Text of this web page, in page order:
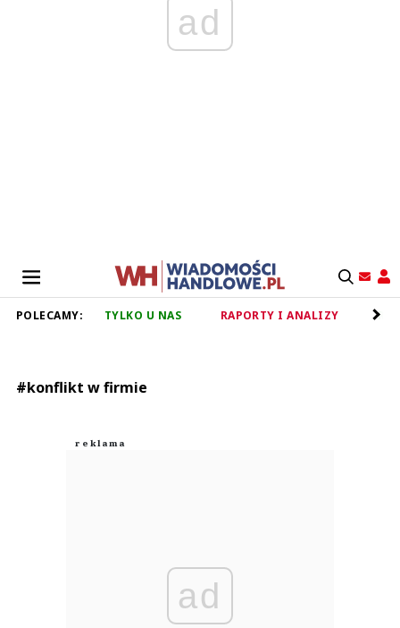
ad
POLECAMY: TYLKO U NAS RAPORTY I ANALIZY
#konflikt w firmie
ad